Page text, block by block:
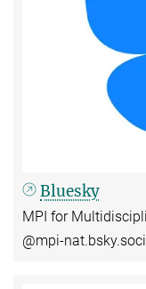
Bluesky
MPI for
@mpi-